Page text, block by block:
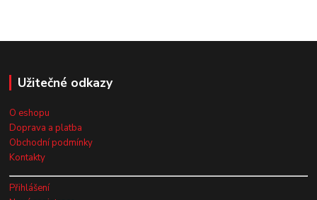
Užitečné odkazy
O eshopu
Doprava a platba
Obchodní podmínky
Kontakty
Přihlášení